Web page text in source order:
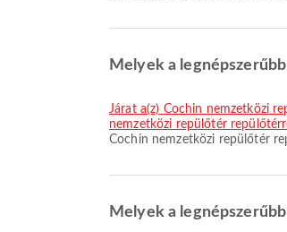
Melyek a
járat a(z) Cochin nemzetközi
nemzetközi repülőtér
Cochin nemzetközi repülőtér
Melyek a